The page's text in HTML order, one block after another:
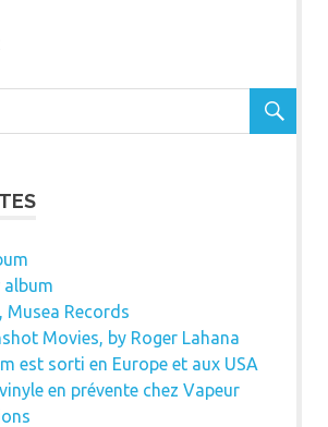
Musea Records
Movies, by Roger Lahana
est sorti en Europe et aux USA
en prévente chez Vapeur